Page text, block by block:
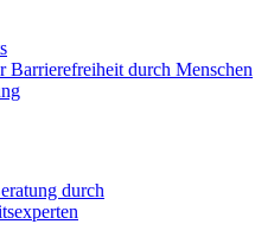
Barrierefreiheit durch Menschen
durch